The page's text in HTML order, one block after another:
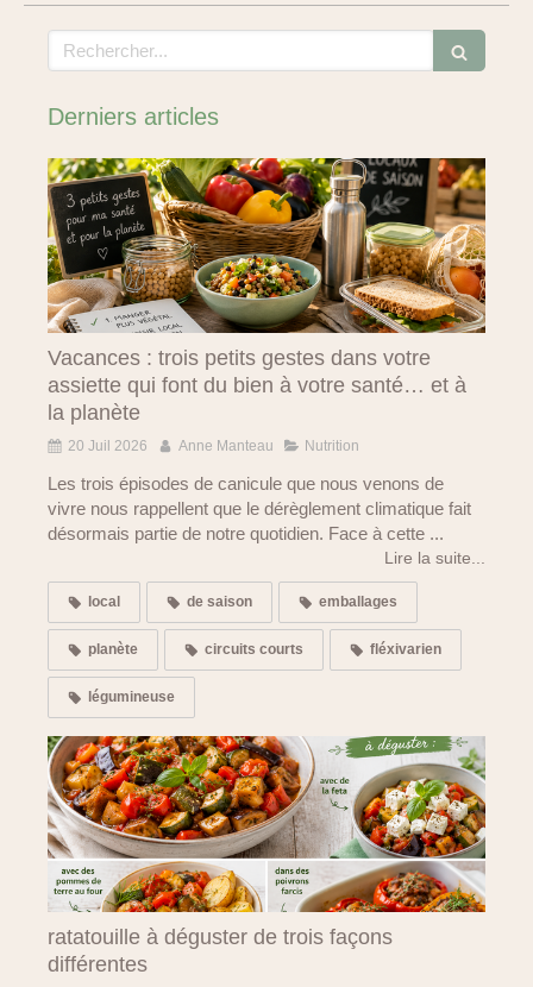
Rechercher
Derniers articles
Vacances : trois petits gestes dans votre
assiette qui font du bien à votre santé… et à
la planète
20 Juil 2026 Anne Manteau Nutrition
Les trois épisodes de canicule que nous venons de
vivre nous rappellent que le dérèglement climatique fait
désormais partie de notre quotidien. Face à cette ...
Lire la suite...
local de saison emballages
planète circuits courts fléxivarien
légumineuse
ratatouille à déguster de trois façons
différentes